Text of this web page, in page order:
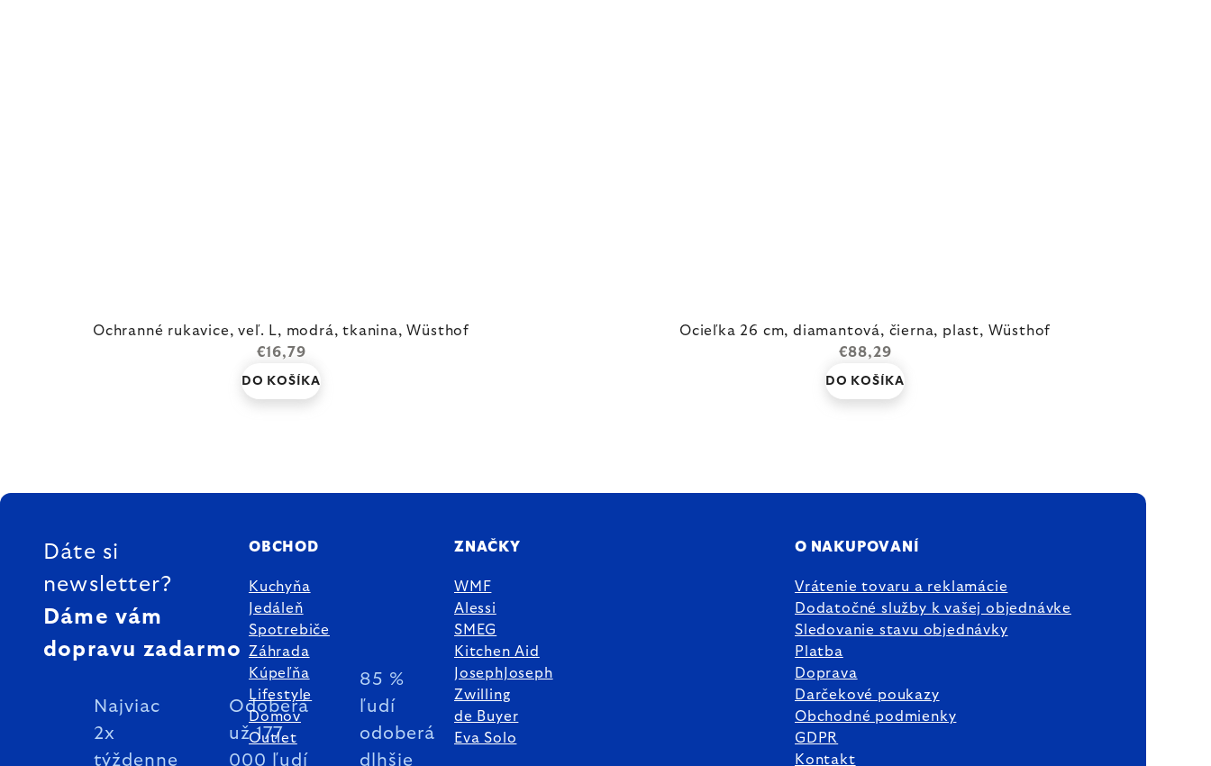
Ochranné rukavice, veľ. L, modrá, tkanina, Wüsthof
€16,79
DO KOŠÍKA
Ocieľka 26 cm, diamantová, čierna, plast, Wüsthof
€88,29
DO KOŠÍKA
ZÁPÄTIE
Dáte si
newsletter?
Dáme vám
dopravu zadarmo
Najviac
2x
týždenne
Odoberá
už 177
000 ľudí
85 %
ľudí
odoberá
dlhšie
OBCHOD
Kuchyňa
Jedáleň
Spotrebiče
Záhrada
Kúpeľňa
Lifestyle
Domov
Outlet
ZNAČKY
WMF
Alessi
SMEG
Kitchen Aid
JosephJoseph
Zwilling
de Buyer
Eva Solo
O NAKUPOVANÍ
Vrátenie tovaru a reklamácie
Dodatočné služby k vašej objednávke
Sledovanie stavu objednávky
Platba
Doprava
Darčekové poukazy
Obchodné podmienky
GDPR
Kontakt